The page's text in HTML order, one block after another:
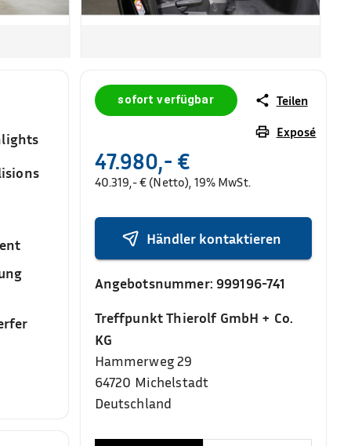
sofort verfügbar
Teilen
Exposé
47.980,- €
40.319,- € (Netto), 19% MwSt.
Händler kontaktieren
Angebotsnummer: 999196-741
Treffpunkt Thierolf GmbH + Co.
KG
Hammerweg 29
64720 Michelstadt
Deutschland